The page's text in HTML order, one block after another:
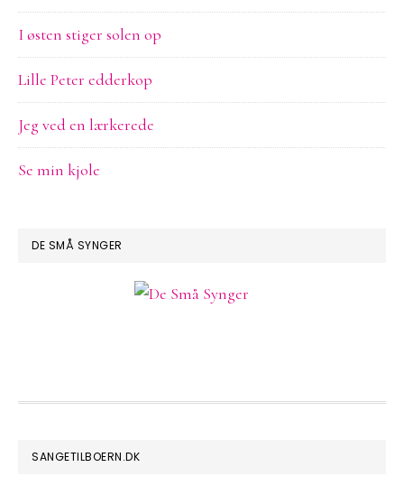
I østen stiger solen op
Lille Peter edderkop
Jeg ved en lærkerede
Se min kjole
DE SMÅ SYNGER
FOOTER
SANGETILBOERN.DK